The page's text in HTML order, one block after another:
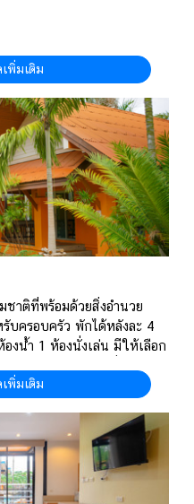
เพิ่มเติม
ชาติที่พร้อมด้วยสิ่งอำนวย
บครอบครัว พักได้หลังละ 4
งน้ำ 1 ห้องนั่งเล่น มีให้เลือก
เพิ่มเติม